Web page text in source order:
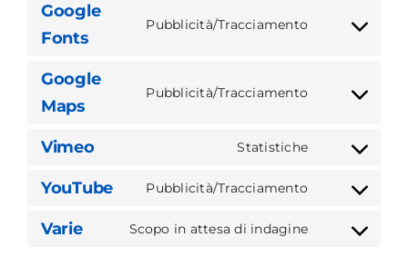
service
Google
Fonts
Pubblicità/Tracciamento
Consent
google-
Google
Maps
Pubblicità/Tracciamento
Consent
service
maps
Vimeo Statistiche
Consent
service
vimeo
YouTube Pubblicità/Tracciamento
Consent
service
Varie Scopo in attesa di indagine
Consent